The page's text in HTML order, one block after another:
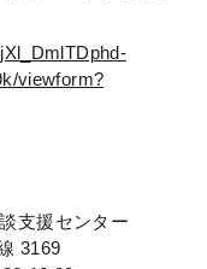
viewform?
支援センター
3169